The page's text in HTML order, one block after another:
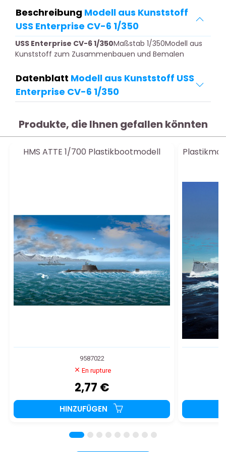
Beschreibung Modell aus Kunststoff
USS Enterprise CV-6 1/350
USS Enterprise CV-6 1/350Maßstab 1/350Modell aus
Kunststoff zum Zusammenbauen und Bemalen
Datenblatt Modell aus Kunststoff USS
Enterprise CV-6 1/350
Produkte, die Ihnen gefallen könnten
HMS ATTE 1/700 Plastikbootmodell
9587022
En rupture
2,77 €
HINZUFÜGEN